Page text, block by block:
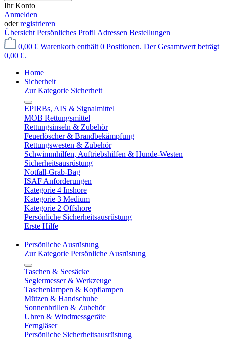
Ihr Konto
Anmelden
oderregistrieren
Übersicht Persönliches Profil Adressen Bestellungen
0,00 € Warenkorb enthält 0 Positionen. Der Gesamtwert beträgt
0,00 €.
Home
Sicherheit
Zur Kategorie Sicherheit
EPIRBs, AIS & Signalmittel
MOB Rettungsmittel
Rettungsinseln & Zubehör
Feuerlöscher & Brandbekämpfung
Rettungswesten & Zubehör
Schwimmhilfen, Auftriebshilfen & Hunde-Westen
Sicherheitsausrüstung
Notfall-Grab-Bag
ISAF Anforderungen
Kategorie 4 Inshore
Kategorie 3 Medium
Kategorie 2 Offshore
Persönliche Sicherheitsausrüstung
Erste Hilfe
Persönliche Ausrüstung
Zur Kategorie Persönliche Ausrüstung
Taschen & Seesäcke
Seglermesser & Werkzeuge
Taschenlampen & Kopflampen
Mützen & Handschuhe
Sonnenbrillen & Zubehör
Uhren & Windmessgeräte
Ferngläser
Persönliche Sicherheitsausrüstung